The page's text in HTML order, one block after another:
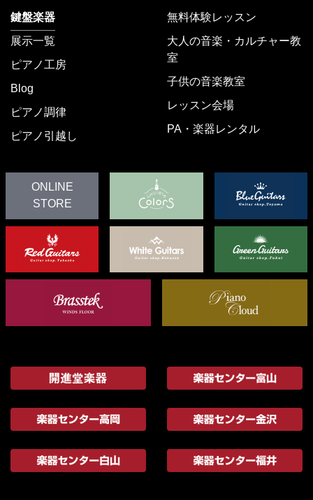
鍵盤楽器
展示一覧
ピアノ工房
Blog
ピアノ調律
ピアノ引越し
無料体験レッスン
大人の音楽・カルチャー教
室
子供の音楽教室
レッスン会場
PA・楽器レンタル
ONLINE
STORE